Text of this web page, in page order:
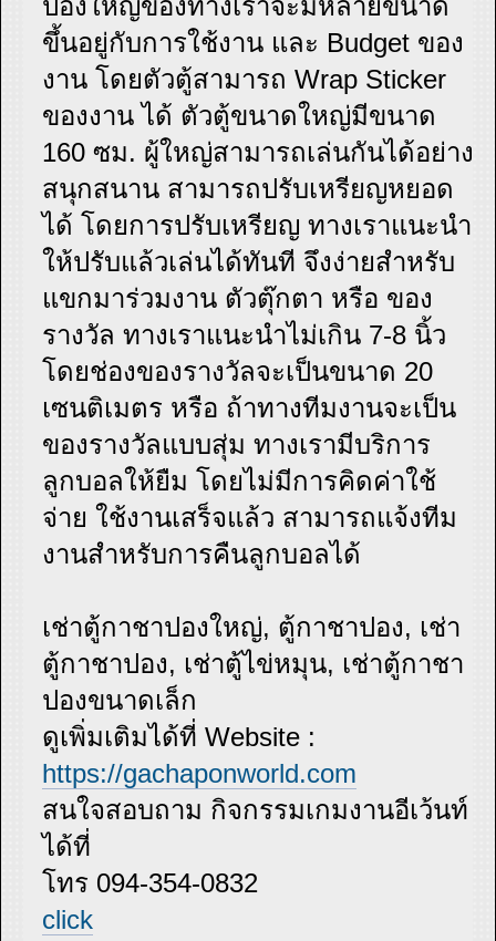
ปองใหญ่ของทางเราจะมีหลายขนาด
ขึ้นอยู่กับการใช้งาน และ Budget ของ
งาน โดยตัวตู้สามารถ Wrap Sticker
ของงาน ได้ ตัวตู้ขนาดใหญ่มีขนาด
160 ซม. ผู้ใหญ่สามารถเล่นกันได้อย่าง
สนุกสนาน สามารถปรับเหรียญหยอด
ได้ โดยการปรับเหรียญ ทางเราแนะนำ
ให้ปรับแล้วเล่นได้ทันที จึงง่ายสำหรับ
แขกมาร่วมงาน ตัวตุ๊กตา หรือ ของ
รางวัล ทางเราแนะนำไม่เกิน 7-8 นิ้ว
โดยช่องของรางวัลจะเป็นขนาด 20
เซนติเมตร หรือ ถ้าทางทีมงานจะเป็น
ของรางวัลแบบสุ่ม ทางเรามีบริการ
ลูกบอลให้ยืม โดยไม่มีการคิดค่าใช้
จ่าย ใช้งานเสร็จแล้ว สามารถแจ้งทีม
งานสำหรับการคืนลูกบอลได้
เช่าตู้กาชาปองใหญ่, ตู้กาชาปอง, เช่า
ตู้กาชาปอง, เช่าตู้ไข่หมุน, เช่าตู้กาชา
ปองขนาดเล็ก
ดูเพิ่มเติมได้ที่ Website :
https://gachaponworld.com
สนใจสอบถาม กิจกรรมเกมงานอีเว้นท์
ได้ที่
โทร 094-354-0832
click